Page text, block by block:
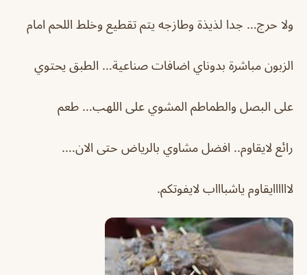
ولا حرج… جدا لذيذة وطازجه يتم تقطيع وخلط اللحم امام
الزبون مباشرة بدوناي اضافات صناعية… الطبق يحتوي
على البصل والطماطم المشوي على اللهب… طعم
رائع لايقاوم.. افضل مشاوي بالرياض حتى الان….
لاااااايقاوم ياشباااب لايفوتكم.